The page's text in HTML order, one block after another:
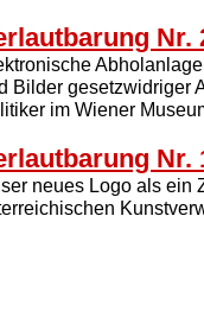
Nr.
Bilder gesetzwidriger
im Wiener
Nr.
neues Logo als ein